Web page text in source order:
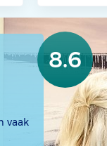
van het
realiseren
daarin een
beschikt
vaak
8.6